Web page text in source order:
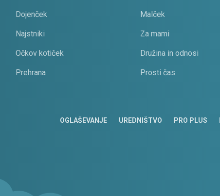
Dojenček Malček
Najstniki Za mami
Očkov kotiček Družina in odnosi
Prehrana Prosti čas
OGLAŠEVANJE UREDNIŠTVO PRO PLUS